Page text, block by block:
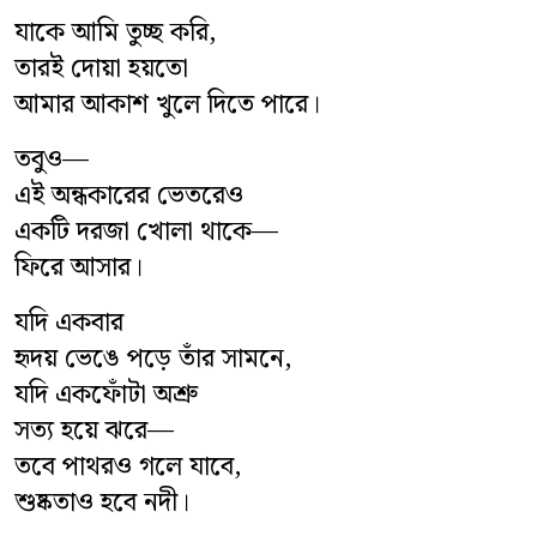
যাকে আমি তুচ্ছ করি,
তারই দোয়া হয়তো
আমার আকাশ খুলে দিতে পারে।
তবুও—
এই অন্ধকারের ভেতরেও
একটি দরজা খোলা থাকে—
ফিরে আসার।
যদি একবার
হৃদয় ভেঙে পড়ে তাঁর সামনে,
যদি একফোঁটা অশ্রু
সত্য হয়ে ঝরে—
তবে পাথরও গলে যাবে,
শুষ্কতাও হবে নদী।